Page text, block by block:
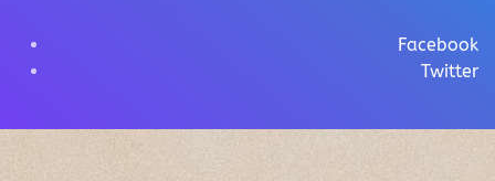
Facebook
Twitter